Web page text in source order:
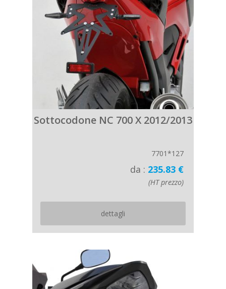
Sottocodone NC 700 X 2012/2013
7701*127
da : 235.83 €
(HT prezzo)
dettagli